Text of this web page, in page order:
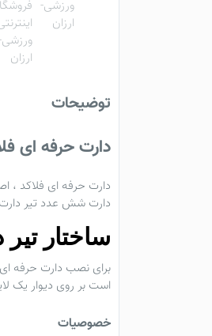
توضیحات
دارت حرفه‌ ای
دارت حرفه ای فلاکد ،
دارت شش عدد تیر دارت
ساختار
برای نصب دارت حرفه ای
است بر روی دیوار یک
خصوصیات